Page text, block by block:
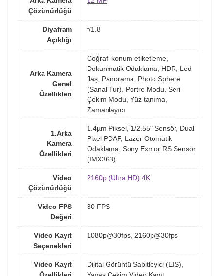
Çözünürlüğü
Diyafram
Açıklığı
f/1.8
Arka Kamera
Genel
Özellikleri
Coğrafi konum etiketleme,
Dokunmatik Odaklama, HDR, Led
flaş, Panorama, Photo Sphere
(Sanal Tur), Portre Modu, Seri
Çekim Modu, Yüz tanıma,
Zamanlayıcı
1.Arka
Kamera
Özellikleri
1.4µm Piksel, 1/2.55" Sensör, Dual
Pixel PDAF, Lazer Otomatik
Odaklama, Sony Exmor RS Sensör
(IMX363)
Video
Çözünürlüğü
2160p (Ultra HD) 4K
Video FPS
Değeri
30 FPS
Video Kayıt
Seçenekleri
1080p@30fps, 2160p@30fps
Video Kayıt
Özellikleri
Dijital Görüntü Sabitleyici (EIS),
Yavaş Çekim Video Kayıt